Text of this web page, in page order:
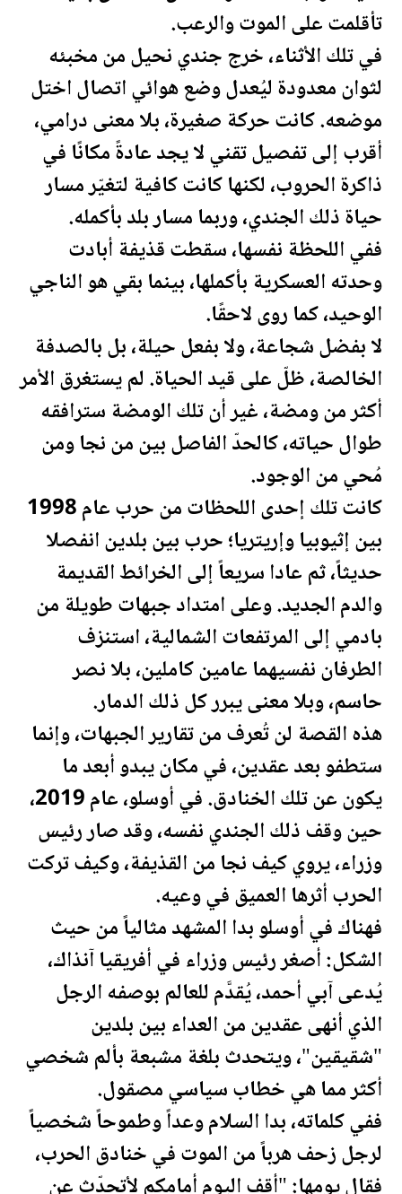
تأقلمت على الموت والرعب.
في تلك الأثناء، خرج جندي نحيل من مخبئه
لثوان معدودة ليُعدل وضع هوائي اتصال اختل
موضعه. كانت حركة صغيرة، بلا معنى درامي،
أقرب إلى تفصيل تقني لا يجد عادةً مكانًا في
ذاكرة الحروب، لكنها كانت كافية لتغيّر مسار
حياة ذلك الجندي، وربما مسار بلد بأكمله.
ففي اللحظةنفسها، سقطت قذيفة أبادت
وحدته العسكرية بأكملها، بينما بقي هو الناجي
الوحيد، كما روى لاحقًا.
لا بفضل شجاعة، ولا بفعل حيلة، بل بالصدفة
الخالصة، ظلّ على قيد الحياة. لم يستغرق الأمر
أكثر من ومضة، غير أن تلك الومضة سترافقه
طوال حياته، كالحدّ الفاصل بين من نجا ومن
مُحي من الوجود.
كانت تلك إحدى اللحظات من حرب عام 1998
بين إثيوبيا وإريتريا؛ حرب بين بلدين انفصلا
حديثاً، ثم عادا سريعاً إلى الخرائط القديمة
والدم الجديد. وعلى امتداد جبهات طويلة من
بادمي إلى المرتفعات الشمالية، استنزف
الطرفان نفسيهما عامين كاملين، بلا نصر
حاسم، وبلا معنى يبرر كل ذلك الدمار.
هذه القصة لن تُعرف من تقارير الجبهات، وإنما
ستطفو بعد عقدين، في مكان يبدو أبعد ما
يكون عن تلك الخنادق. في أوسلو، عام 2019،
حين وقف ذلك الجندي نفسه، وقد صار رئيس
وزراء، يروي كيف نجا من القذيفة، وكيف تركت
الحرب أثرها العميق في وعيه.
فهناك في أوسلو بدا المشهد مثالياً من حيث
الشكل: أصغر رئيس وزراء في أفريقيا آنذاك،
يُدعى آبي أحمد، يُقدَّم للعالم بوصفه الرجل
الذي أنهى عقدين من العداء بين بلدين
"شقيقين"، ويتحدث بلغة مشبعة بألم شخصي
أكثر مما هي خطاب سياسي مصقول.
ففي كلماته، بدا السلام وعداً وطموحاً شخصياً
لرجل زحف هرباً من الموت في خنادق الحرب،